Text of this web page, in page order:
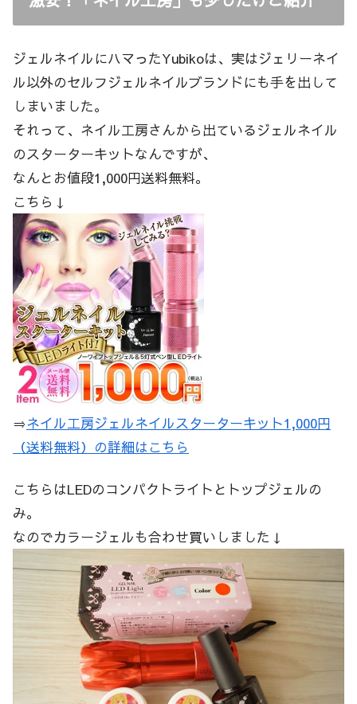
ジェルネイルにハマったYubikoは、実はジェリーネイ
ル以外のセルフジェルネイルブランドにも手を出して
しまいました。
それって、ネイル工房さんから出ているジェルネイル
のスターターキットなんですが、
なんとお値段1,000円送料無料。
こちら↓
⇒ネイル工房ジェルネイルスターターキット1,000円
（送料無料）の詳細はこちら
こちらはLEDのコンパクトライトとトップジェルの
み。
なのでカラージェルも合わせ買いしました↓